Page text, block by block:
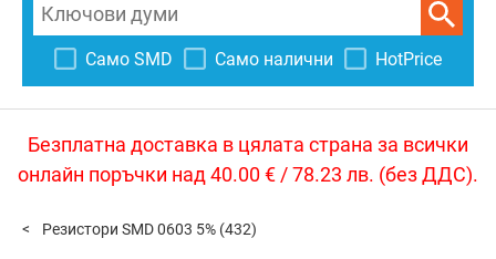
Само SMD Само налични HotPrice
Безплатна доставка в цялата страна за всички
онлайн поръчки над 40.00 € / 78.23 лв. (без ДДС).
Резистори SMD 0603 5% (432)